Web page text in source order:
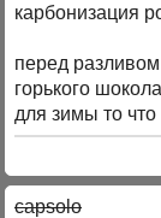
карбонизация
перед
горького
для зимы то
capsolo